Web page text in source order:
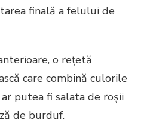
finală a felului de
o rețetă
care combină culorile
putea fi salata de roșii
de burduf.